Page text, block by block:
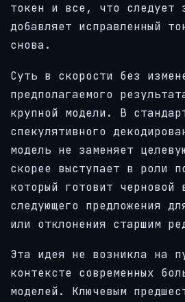
токен и все, что следует
добавляет исправленный
снова.
Суть в скорости без
предполагаемого
крупной модели. В
спекулятивного
модель не заменяет
скорее выступает в роли
который готовит черновой
следующего предложения
или отклонения старшим
Эта идея не возникла на
контексте современных
моделей. Ключевым